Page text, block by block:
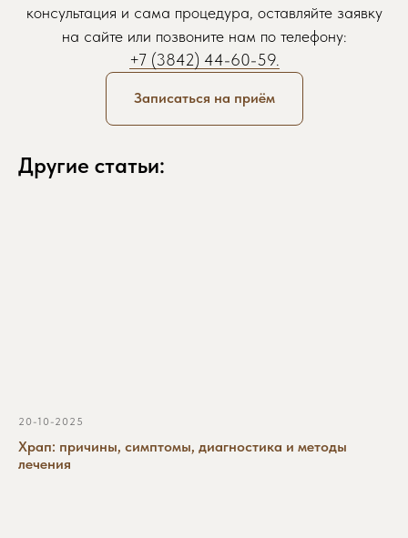
консультация и сама процедура, оставляйте заявку
на сайте или позвоните нам по телефону:
+7 (3842) 44-60-59.
Записаться на приём
Другие статьи:
20-10-2025
Храп: причины, симптомы, диагностика и методы
лечения
Желаемая дата приема
Ознакомлен и согласен сполитикой
обработки персональных данных
Обратите внимание: некоторые
специалисты могут иметь ограниченное
количество свободных мест, поэтому